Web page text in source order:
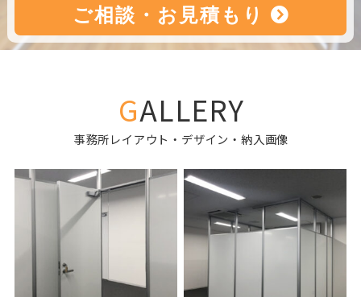
GALLERY
事務所レイアウト・デザイン・納入画像